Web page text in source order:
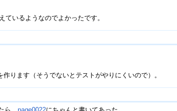
ているようなのでよかったです。
ります（そうでないとテストがやりにくいので）。